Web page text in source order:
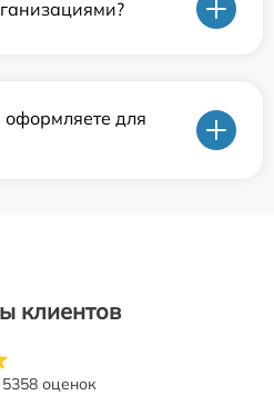
для
клиентов
5358 оценок